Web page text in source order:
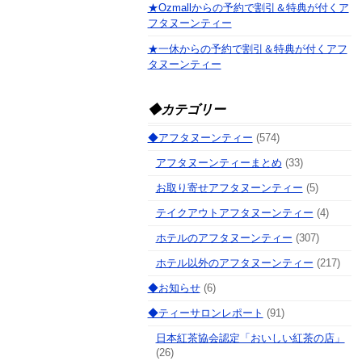
★Ozmallからの予約で割引＆特典が付くア
フタヌーンティー
★一休からの予約で割引＆特典が付くアフ
タヌーンティー
◆カテゴリー
◆アフタヌーンティー (574)
アフタヌーンティーまとめ (33)
お取り寄せアフタヌーンティー (5)
テイクアウトアフタヌーンティー (4)
ホテルのアフタヌーンティー (307)
ホテル以外のアフタヌーンティー (217)
◆お知らせ(6)
◆ティーサロンレポート (91)
日本紅茶協会認定「おいしい紅茶の店」
(26)